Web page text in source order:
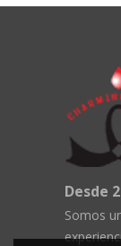
Desde
Somos